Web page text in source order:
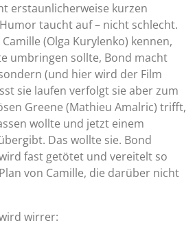
erstaunlicherweise kurzen
taucht auf – nicht schlecht.
(Olga Kurylenko) kennen,
umbringen sollte, Bond macht
(und hier wird der Film
sie laufen verfolgt sie aber zum
Greene (Mathieu Amalric) trifft,
wollte und jetzt einem
Das wollte sie. Bond
fast getötet und vereitelt so
von Camille, die darüber nicht
wirrer: